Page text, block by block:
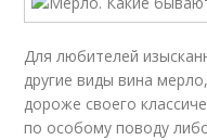
Для любителей
другие виды вина
дороже своего
по особому поводу